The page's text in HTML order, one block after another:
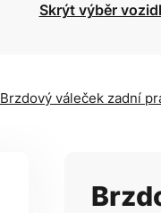
Skrýt výběr
Brzdový váleček zadní